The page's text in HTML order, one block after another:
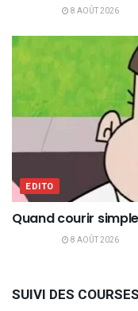
8 AOÛT 2026
EDITO
Quand courir
8 AOÛT 2026
SUIVI DES